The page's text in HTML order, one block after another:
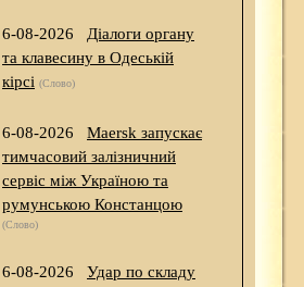
6-08-2026
Діалоги органу
та клавесину в Одеській
кірсі (Слово)
6-08-2026
Maersk запускає
тимчасовий залізничний
сервіс між Україною та
румунською Констанцою
(Слово)
6-08-2026
Удар по складу